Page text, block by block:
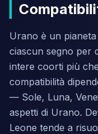
Urano è un
ciascun segno per
intere coorti più
compatibilità
— Sole, Luna,
aspetti di Urano.
Leone tende a